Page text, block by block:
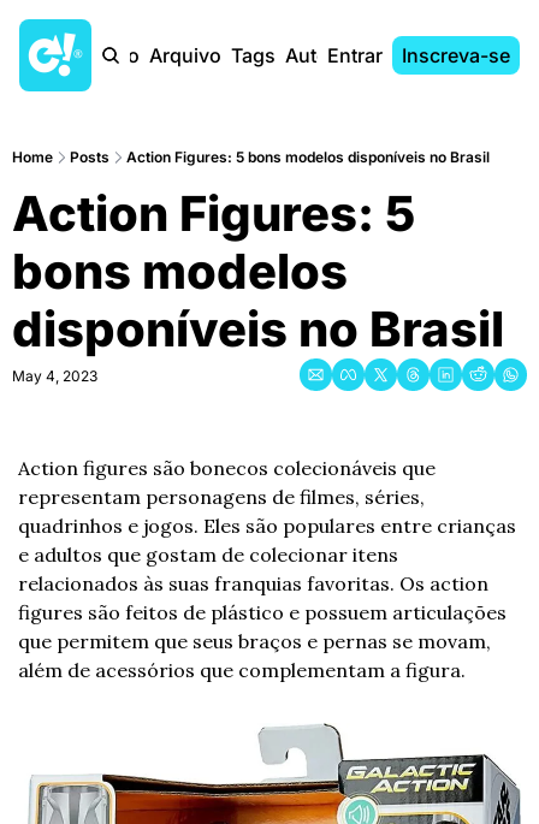
Início Arquivo Tags AutoresEntrar Inscreva-se
Home Posts Action Figures: 5 bons modelos disponíveis no Brasil
Action Figures: 5
bons modelos
disponíveis no Brasil
May 4, 2023
Action figures são bonecos colecionáveis que
representam personagens de filmes, séries,
quadrinhos e jogos. Eles são populares entre crianças
e adultos que gostam de colecionar itens
relacionados às suas franquias favoritas. Os action
figures são feitos de plástico e possuem articulações
que permitem que seus braços e pernas se movam,
além de acessórios que complementam a figura.